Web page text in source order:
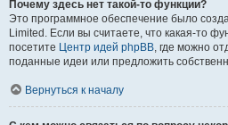
Почему здесь нет такой-то функции?
Это программное обеспечение было
Limited. Если вы считаете, что какая-то
посетите Центр идей phpBB, где можно
поданные идеи или предложить
Вернуться к началу